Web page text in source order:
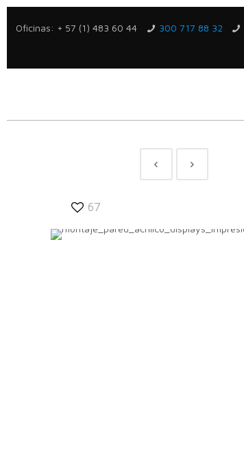
Oficinas: + 57 (1) 483 60 44 300 717 88 32
67